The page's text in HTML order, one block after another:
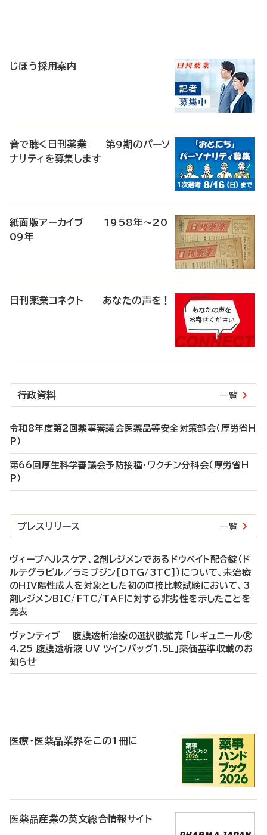
じほう採用案内
音で聴く日刊薬業 第9期のパーソ
ナリティを募集します
紙面版アーカイブ 1958年～20
09年
日刊薬業コネクト あなたの声を！
行政資料 一覧
令和8年度第2回薬事審議会医薬品等安全対策部会（厚労省H
P）
第66回厚生科学審議会予防接種・ワクチン分科会（厚労省H
P）
プレスリリース 一覧
ヴィーブヘルスケア、2剤レジメンであるドウベイト配合錠（ド
ルテグラビル／ラミブジン［DTG/3TC］）について、未治療
のHIV陽性成人を対象とした初の直接比較試験において、3
剤レジメンBIC/FTC/TAFに対する非劣性を示したことを
発表
ヴァンティブ 腹膜透析治療の選択肢拡充 「レギュニール®
4.25 腹膜透析液 UV ツインバッグ1.5L」薬価基準収載のお
知らせ
医療・医薬品業界をこの1冊に
医薬品産業の英文総合情報サイト